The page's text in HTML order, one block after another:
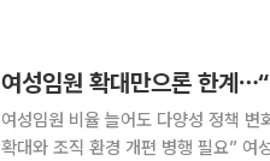
여성임원 확대만으론 한계
여성임원 비율 늘어도 다양성 정책 변
확대와 조직 환경 개편 병행 필요” 여성임원을 늘리는 것만으로는 기업의 다양성 정책이 강화되지